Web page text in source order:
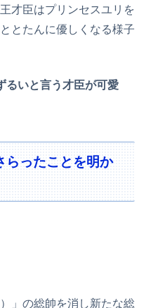
才臣はプリンセスユリを
とたんに優しくなる様子
るいと言う才臣が可愛
ったことを明か
」の総帥を消し新たな総